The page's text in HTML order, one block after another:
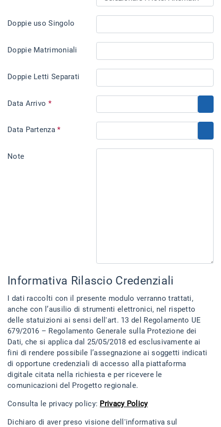
Doppie uso Singolo
Doppie Matrimoniali
Doppie Letti Separati
Data Arrivo *
Data Partenza*
Note
Informativa Rilascio Credenziali
I dati raccolti con il presente modulo verranno trattati,
anche con l’ausilio di strumenti elettronici, nel rispetto
delle statuizioni ai sensi dell'art. 13 del Regolamento UE
679/2016 – Regolamento Generale sulla Protezione dei
Dati, che si applica dal 25/05/2018 ed esclusivamente ai
fini di rendere possibile l’assegnazione ai soggetti indicati
di opportune credenziali di accesso alla piattaforma
digitale citata nella richiesta e per ricevere le
comunicazioni del Progetto regionale.
Consulta le privacy policy: Privacy Policy
Dichiaro di aver preso visione dell'informativa sul